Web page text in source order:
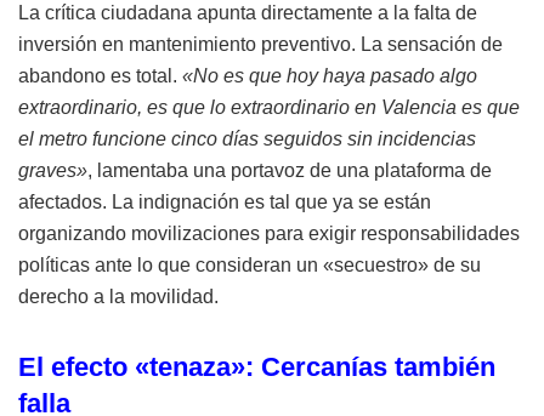
La crítica ciudadana apunta directamente a la falta de
inversión en mantenimiento preventivo. La sensación de
abandono es total. «No es que hoy haya pasado algo
extraordinario, es que lo extraordinario en Valencia es que
el metro funcione cinco días seguidos sin incidencias
graves», lamentaba una portavoz de una plataforma de
afectados. La indignación es tal que ya se están
organizando movilizaciones para exigir responsabilidades
políticas ante lo que consideran un «secuestro» de su
derecho a la movilidad.
El efecto «tenaza»: Cercanías también
falla